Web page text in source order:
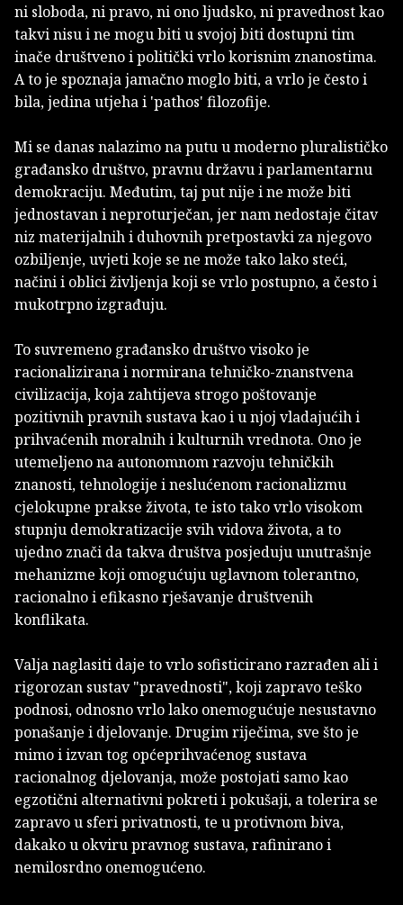
ni sloboda, ni pravo, ni ono ljudsko, ni pravednost kao
takvi nisu i ne mogu biti u svojoj biti dostupni tim
inače društveno i politički vrlo korisnim znanostima.
A to je spoznaja jamačno moglo biti, a vrlo je često i
bila, jedina utjeha i 'pathos' filozofije.
Mi se danas nalazimo na putu u moderno pluralističko
građansko društvo, pravnu državu i parlamentarnu
demokraciju. Međutim, taj put nije i ne može biti
jednostavan i neproturječan, jer nam nedostaje čitav
niz materijalnih i duhovnih pretpostavki za njegovo
ozbiljenje, uvjeti koje se ne može tako lako steći,
načini i oblici življenja koji se vrlo postupno, a često i
mukotrpno izgrađuju.
To suvremeno građansko društvo visoko je
racionalizirana i normirana tehničko-znanstvena
civilizacija, koja zahtijeva strogo poštovanje
pozitivnih pravnih sustava kao i u njoj vladajućih i
prihvaćenih moralnih i kulturnih vrednota. Ono je
utemeljeno na autonomnom razvoju tehničkih
znanosti, tehnologije i neslućenom racionalizmu
cjelokupne prakse života, te isto tako vrlo visokom
stupnju demokratizacije svih vidova života, a to
ujedno znači da takva društva posjeduju unutrašnje
mehanizme koji omogućuju uglavnom tolerantno,
racionalno i efikasno rješavanje društvenih
konflikata.
Valja naglasiti daje to vrlo sofisticirano razrađen ali i
rigorozan sustav "pravednosti", koji zapravo teško
podnosi, odnosno vrlo lako onemogućuje nesustavno
ponašanje i djelovanje. Drugim riječima, sve što je
mimo i izvan tog općeprihvaćenog sustava
racionalnog djelovanja, može postojati samo kao
egzotični alternativni pokreti i pokušaji, a tolerira se
zapravo u sferi privatnosti, te u protivnom biva,
dakako u okviru pravnog sustava, rafinirano i
nemilosrdno onemogućeno.